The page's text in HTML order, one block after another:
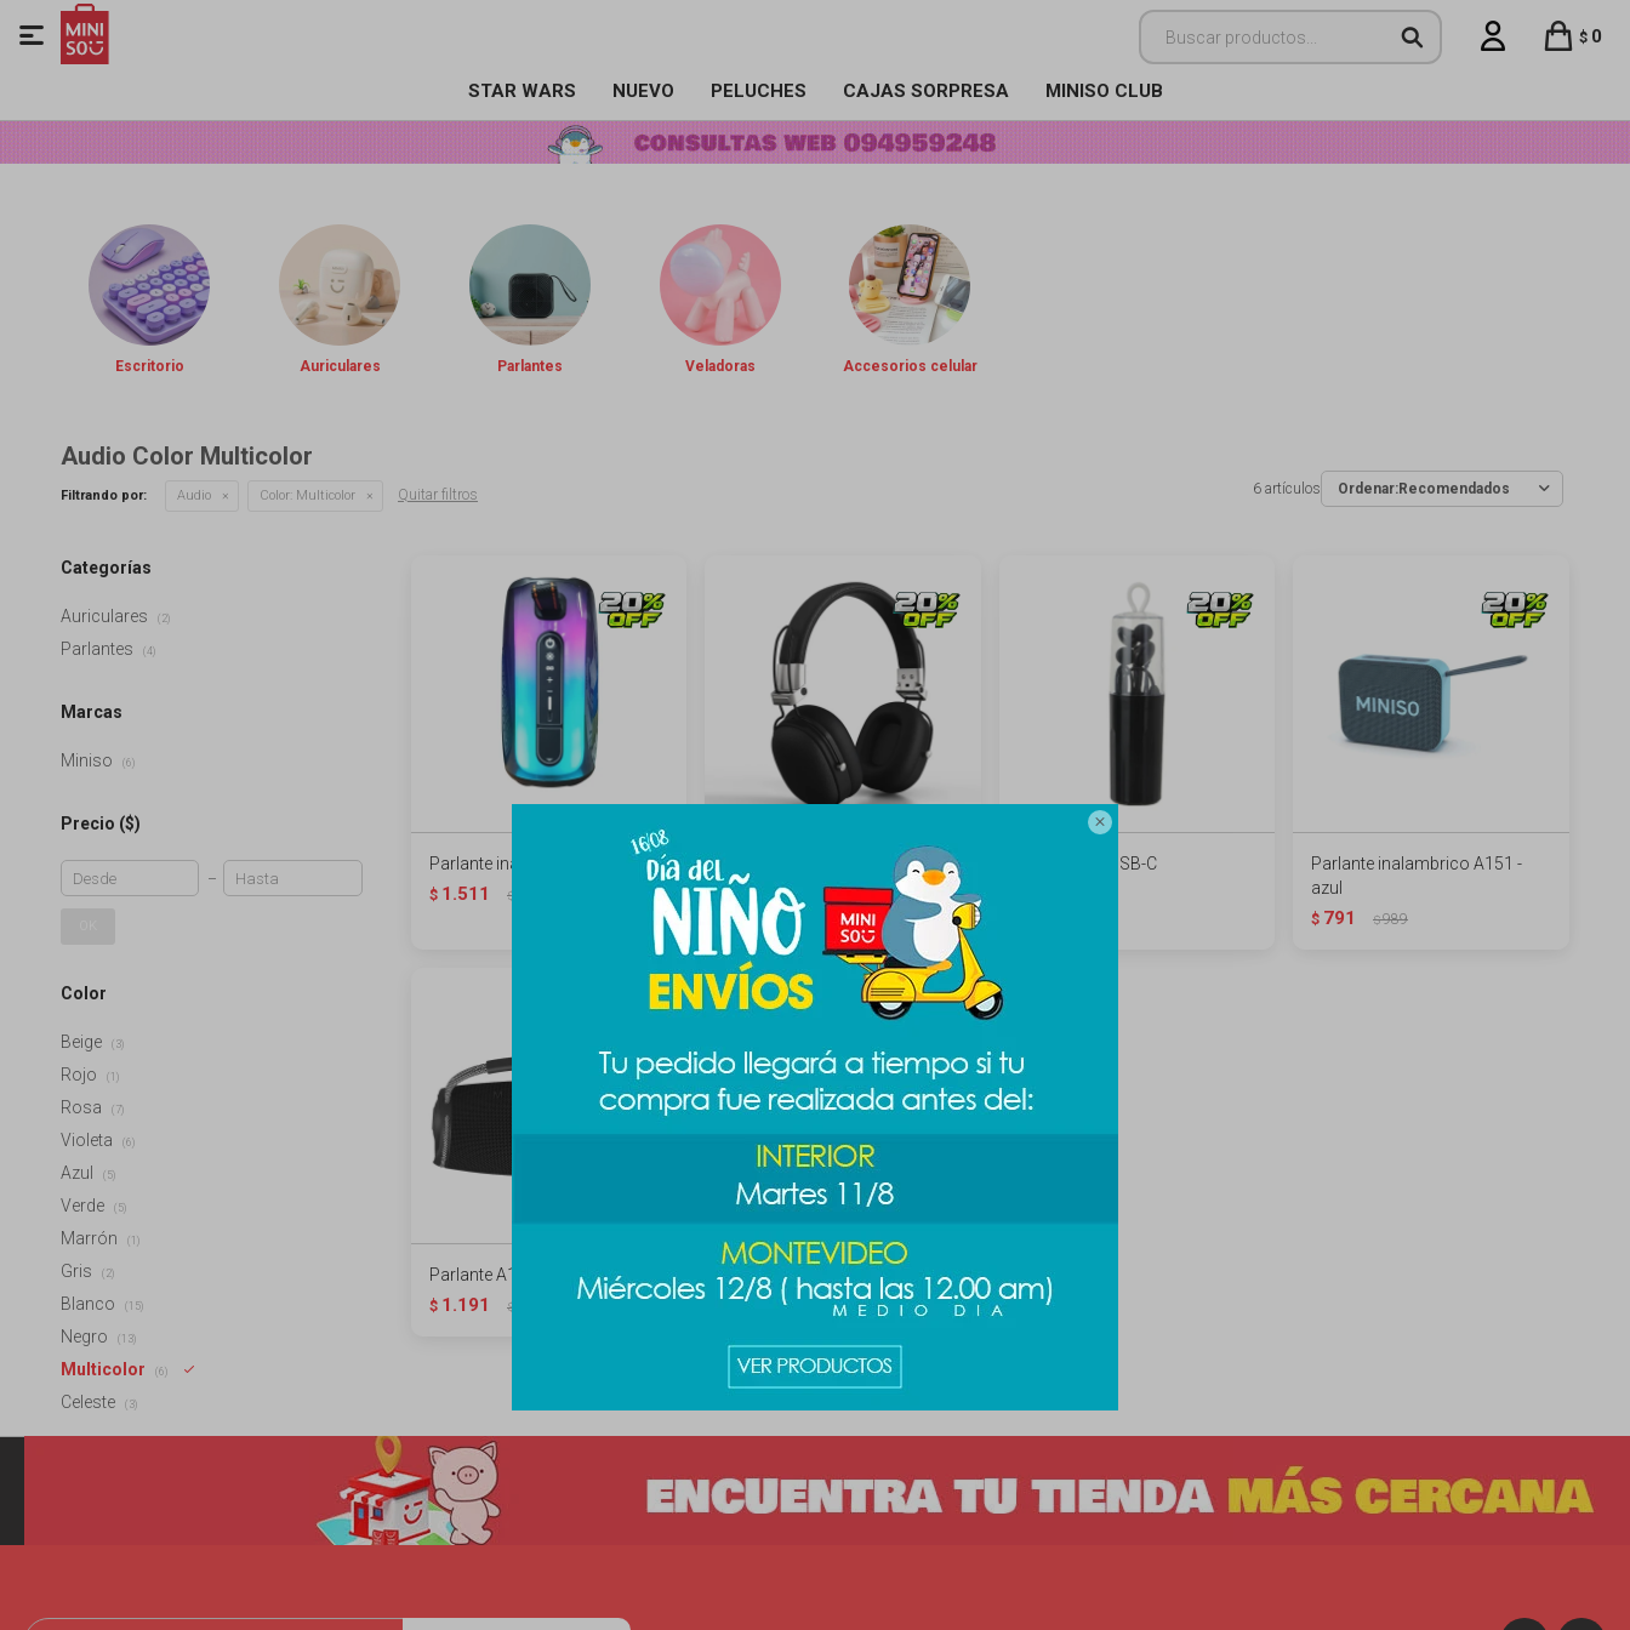

STAR WARS NUEVO PELUCHES CAJAS SORPRESA MINISO CLUB
$ 0

Escritorio Auriculares Parlantes Veladoras Accesorios celular
Audio Color Multicolor
6 artículos Recomendados
Filtrando por: Audio Color: Multicolor Quitar filtros
Parlante inalámbrico con luces
$ 1.511 $
Auriculares ultra - negro
$ 791 $989
Auriculares USB-C
Parlante inalambrico A151 -
azul
$ 791 $989
Parlante A159 - negro
$ 1.191 $
Parlante karaoke - rosa
1.271 1.589
Categorías
Auriculares (2)
Parlantes (4)
Marcas
Miniso (6)
Precio ($)
Color
Beige (3)
Rojo (1)
Rosa (7)
Violeta (6)
Azul (5)
Verde (5)
Marrón (1)
Gris (2)
Blanco (15)
Negro (13)
Multicolor (6)
Celeste (3)